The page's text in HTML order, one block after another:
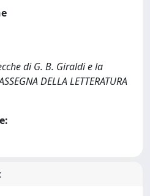
di G. B. Giraldi e la
DELLA LETTERATURA